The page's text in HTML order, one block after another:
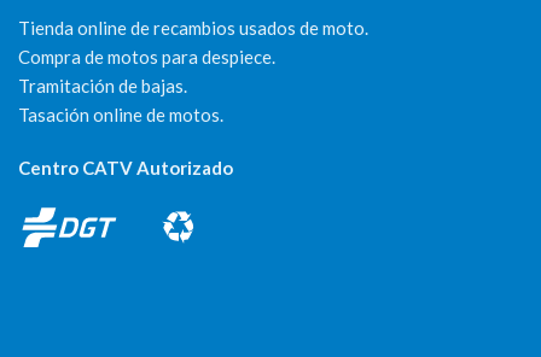
Tienda online de recambios usados de moto.
Compra de motos para despiece.
Tramitación de bajas.
Tasación online de motos.
Centro CATV Autorizado